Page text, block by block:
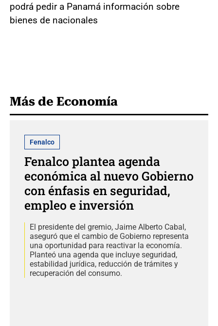
podrá pedir a Panamá información sobre
bienes de nacionales
Más de Economía
Fenalco
Fenalco plantea agenda
económica al nuevo Gobierno
con énfasis en seguridad,
empleo e inversión
El presidente del gremio, Jaime Alberto Cabal,
aseguró que el cambio de Gobierno representa
una oportunidad para reactivar la economía.
Planteó una agenda que incluye seguridad,
estabilidad jurídica, reducción de trámites y
recuperación del consumo.